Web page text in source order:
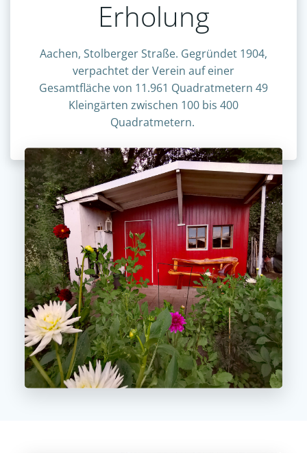
Erholung
Aachen, Stolberger Straße. Gegründet 1904,
verpachtet der Verein auf einer
Gesamtfläche von 11.961 Quadratmetern 49
Kleingärten zwischen 100 bis 400
Quadratmetern.